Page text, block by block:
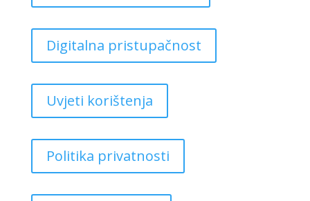
Digitalna pristupačnost
Uvjeti korištenja
Politika privatnosti